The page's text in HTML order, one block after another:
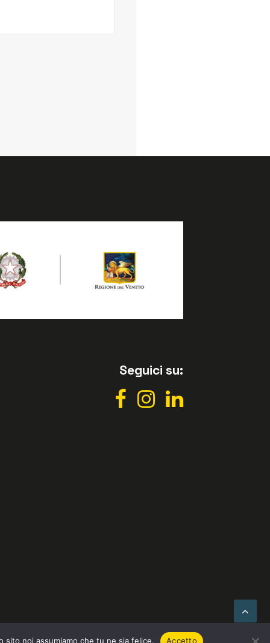
Seguici su:
sito noi assumiamo che tu ne sia felice. Accetto